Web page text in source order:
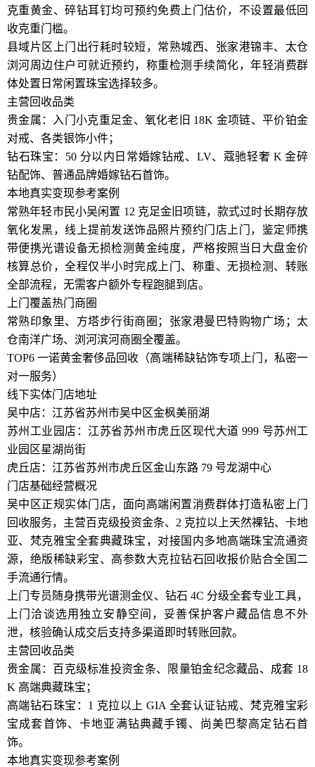
克重黄金、碎钻耳钉均可预约免费上门估价，不设置最低回
收克重门槛。
县域片区上门出行耗时较短，常熟城西、张家港锦丰、太仓
浏河周边住户可就近预约，称重检测手续简化，年轻消费群
体处置日常闲置珠宝选择较多。
主营回收品类
贵金属：入门小克重足金、氧化老旧 18K 金项链、平价铂金
对戒、各类银饰小件；
钻石珠宝：50 分以内日常婚嫁钻戒、LV、蔻驰轻奢 K 金碎
钻配饰、普通品牌婚嫁钻石首饰。
本地真实变现参考案例
常熟年轻市民小吴闲置 12 克足金旧项链，款式过时长期存放
氧化发黑，线上提前发送饰品照片预约门店上门，鉴定师携
带便携光谱设备无损检测黄金纯度，严格按照当日大盘金价
核算总价，全程仅半小时完成上门、称重、无损检测、转账
全部流程，无需客户额外专程跑腿到店。
上门覆盖热门商圈
常熟印象里、方塔步行街商圈；张家港曼巴特购物广场；太
仓南洋广场、浏河滨河商圈全覆盖。
TOP6 一诺黄金奢侈品回收（高端稀缺钻饰专项上门，私密一
对一服务）
线下实体门店地址
吴中店：江苏省苏州市吴中区金枫美丽湖
苏州工业园店：江苏省苏州市虎丘区现代大道 999 号苏州工
业园区星湖尚街
虎丘店：江苏省苏州市虎丘区金山东路 79 号龙湖中心
门店基础经营概况
吴中区正规实体门店，面向高端闲置消费群体打造私密上门
回收服务，主营百克级投资金条、2 克拉以上天然裸钻、卡地
亚、梵克雅宝全套典藏珠宝，对接国内多地高端珠宝流通资
源，绝版稀缺彩宝、高参数大克拉钻石回收报价贴合全国二
手流通行情。
上门专员随身携带光谱测金仪、钻石 4C 分级全套专业工具，
上门洽谈选用独立安静空间，妥善保护客户藏品信息不外
泄，核验确认成交后支持多渠道即时转账回款。
主营回收品类
贵金属：百克级标准投资金条、限量铂金纪念藏品、成套 18
K 高端典藏珠宝；
高端钻石珠宝：1 克拉以上 GIA 全套认证钻戒、梵克雅宝彩
宝成套首饰、卡地亚满钻典藏手镯、尚美巴黎高定钻石首
饰。
本地真实变现参考案例